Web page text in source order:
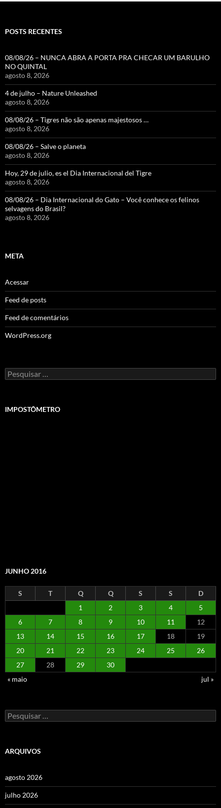
POSTS RECENTES
08/08/26 – NUNCA ABRA A PORTA PRA CHECAR UM BARULHO
NO QUINTAL
agosto 8, 2026
4 de julho – Nature Unleashed
agosto 8, 2026
08/08/26 – Tigres não são apenas majestosos …
agosto 8, 2026
08/08/26 – Salve o planeta
agosto 8, 2026
Hoy, 29 de julio, es el Dia Internacional del Tigre
agosto 8, 2026
08/08/26 – Dia Internacional do Gato – Você conhece os felinos
selvagens do Brasil?
agosto 8, 2026
META
Acessar
Feed de posts
Feed de comentários
WordPress.org
Pesquisar
por:
IMPOSTÔMETRO
JUNHO 2016
S T Q Q S S
D
1
2 3 4
5
6
7 8 9 10 11
12
13
14 15 16 17 18
19
20
21 22 23 24 25
26
27
28 29
30
« maio
jul »
Pesquisar
por:
ARQUIVOS
agosto 2026
julho 2026